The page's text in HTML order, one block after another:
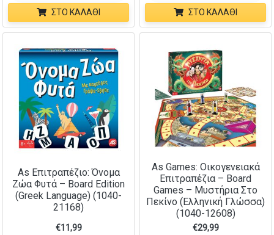
ΣΤΟ ΚΑΛΆΘΙ
ΣΤΟ ΚΑΛΆΘΙ
As Επιτραπέζιο: Όνομα
Ζώα Φυτά – Board Edition
(Greek Language) (1040-
21168)
€11,99
As Games: Οικογενειακά
Επιτραπέζια – Board
Games – Μυστήρια Στο
Πεκίνο (Ελληνική Γλώσσα)
(1040-12608)
€29,99